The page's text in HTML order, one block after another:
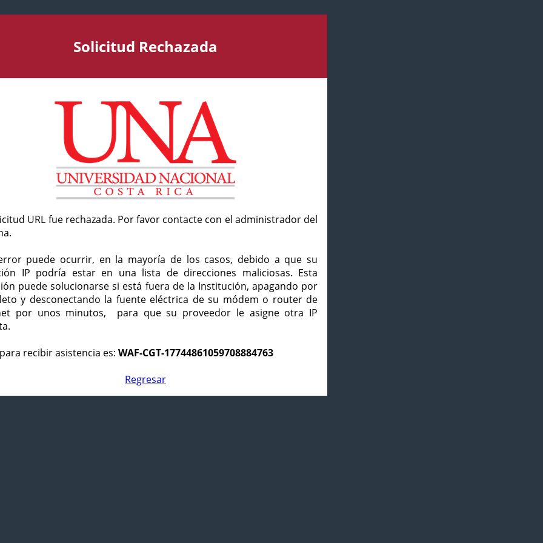
Solicitud Rechazada
URL fue rechazada. Por favor contacte con el administrador del
puede ocurrir, en la mayoría de los casos, debido a que su
IP podría estar en una lista de direcciones maliciosas. Esta
puede solucionarse si está fuera de la Institución, apagando por
y desconectando la fuente eléctrica de su módem o router de
por unos minutos, para que su proveedor le asigne otra IP
recibir asistencia es: WAF-CGT-17744861059708884763
Regresar